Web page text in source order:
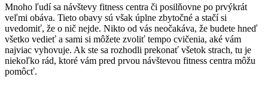
Mnoho ľudí sa návštevy fitness centra či posilňovne po prvýkrát
veľmi obáva. Tieto obavy sú však úplne zbytočné a stačí si
uvedomiť, že o nič nejde. Nikto od vás neočakáva, že budete hneď
všetko vedieť a sami si môžete zvoliť tempo cvičenia, aké vám
najviac vyhovuje. Ak ste sa rozhodli prekonať všetok strach, tu je
niekoľko rád, ktoré vám pred prvou návštevou fitness centra môžu
pomôcť.